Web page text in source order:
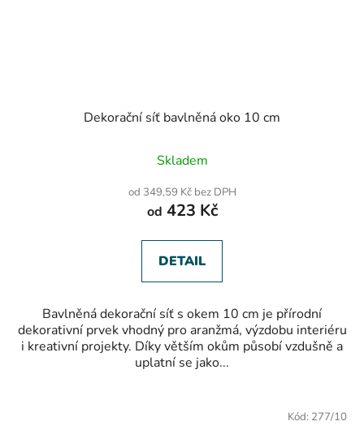
Dekorační síť bavlněná oko 10 cm
hodnocení
je
5,0
5
hvězdiček.
Skladem
od 349,59 Kč bez DPH
od 423 Kč
DETAIL
Bavlněná dekorační síť s okem 10 cm je přírodní
dekorativní prvek vhodný pro aranžmá, výzdobu interiéru
i kreativní projekty. Díky větším okům působí vzdušně a
uplatní se jako...
Kód: 277/10